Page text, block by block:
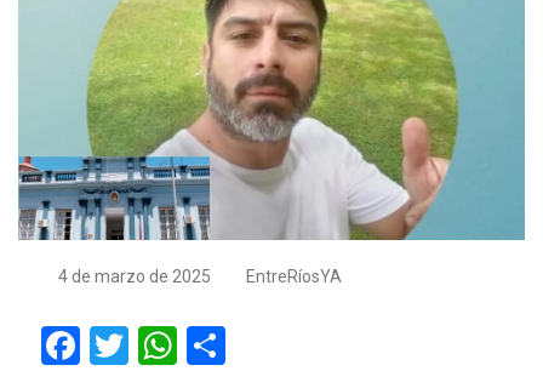
4 de marzo de 2025 EntreRíosYA
F
T
W